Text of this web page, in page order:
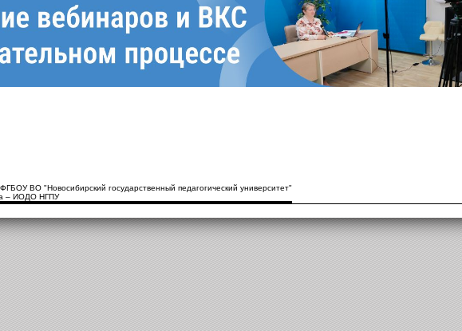
ВО "Новосибирский государственный педагогический университет"
– ИОДО НГПУ